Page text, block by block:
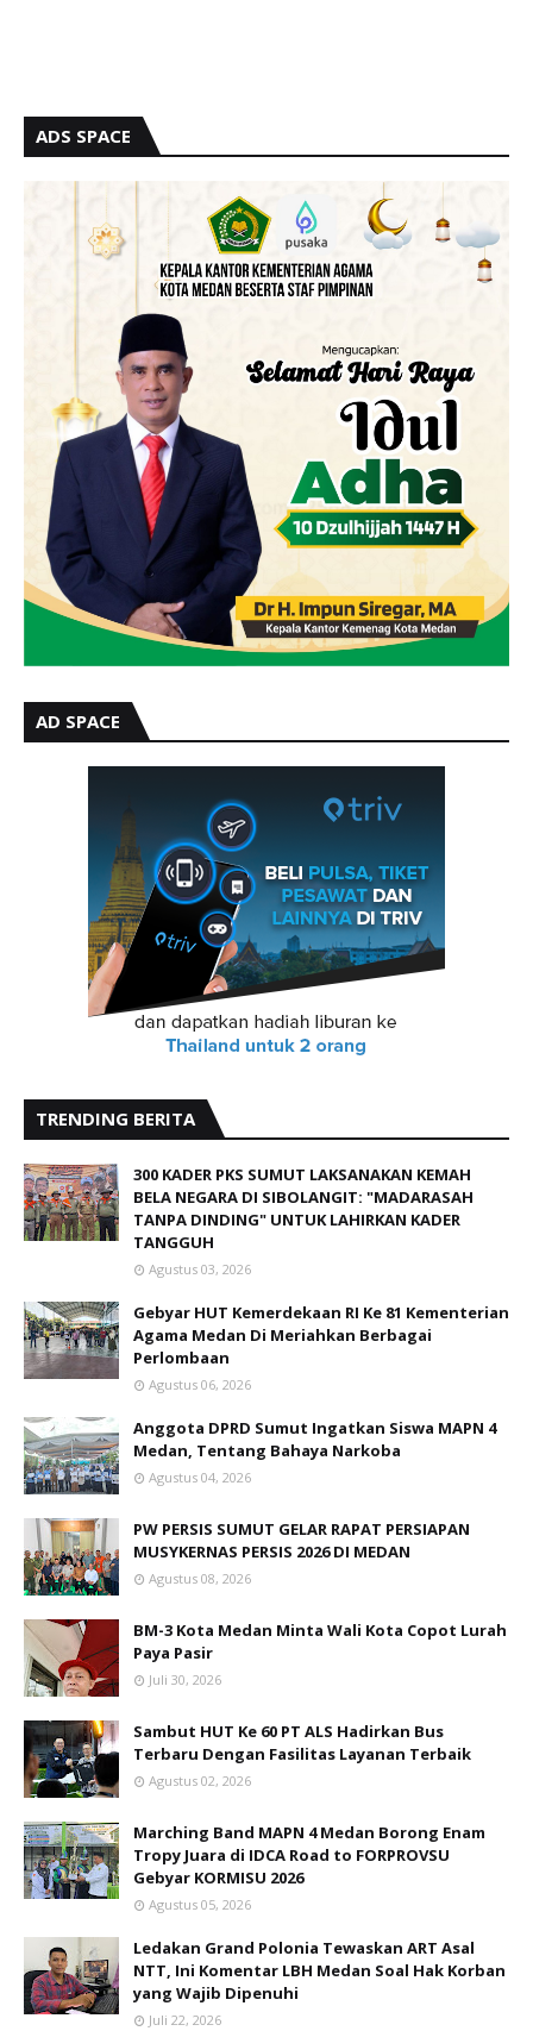
ADS SPACE
AD SPACE
TRENDING BERITA
300 KADER PKS SUMUT LAKSANAKAN KEMAH
BELA NEGARA DI SIBOLANGIT: "MADARASAH
TANPA DINDING" UNTUK LAHIRKAN KADER
TANGGUH
Agustus 03, 2026
Gebyar HUT Kemerdekaan RI Ke 81 Kementerian
Agama Medan Di Meriahkan Berbagai
Perlombaan
Agustus 06, 2026
Anggota DPRD Sumut Ingatkan Siswa MAPN 4
Medan, Tentang Bahaya Narkoba
Agustus 04, 2026
PW PERSIS SUMUT GELAR RAPAT PERSIAPAN
MUSYKERNAS PERSIS 2026 DI MEDAN
Agustus 08, 2026
BM-3 Kota Medan Minta Wali Kota Copot Lurah
Paya Pasir
Juli 30, 2026
Sambut HUT Ke 60 PT ALS Hadirkan Bus
Terbaru Dengan Fasilitas Layanan Terbaik
Agustus 02, 2026
Marching Band MAPN 4 Medan Borong Enam
Tropy Juara di IDCA Road to FORPROVSU
Gebyar KORMISU 2026
Agustus 05, 2026
Ledakan Grand Polonia Tewaskan ART Asal
NTT, Ini Komentar LBH Medan Soal Hak Korban
yang Wajib Dipenuhi
Juli 22, 2026